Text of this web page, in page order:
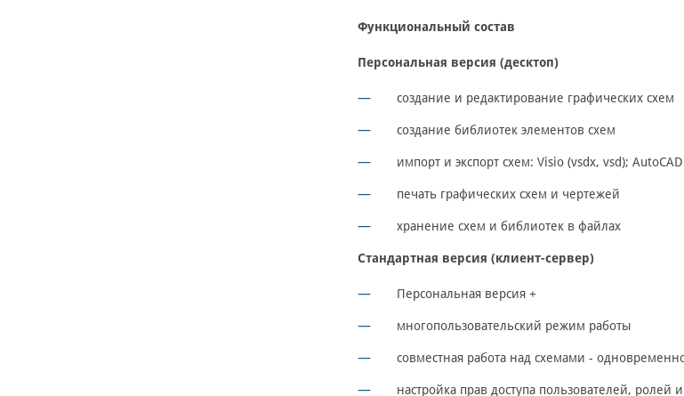
Функциональный состав
Персональная версия (десктоп)
создание и редактирование графических схем
создание библиотек элементов схем
импорт и экспорт схем: Visio (vsdx, vsd);
печать графических схем и чертежей
хранение схем и библиотек в файлах
Стандартная версия (клиент-сервер)
Персональная версия +
многопользовательский режим работы
совместная работа над схемами -
настройка прав доступа пользователей, ролей